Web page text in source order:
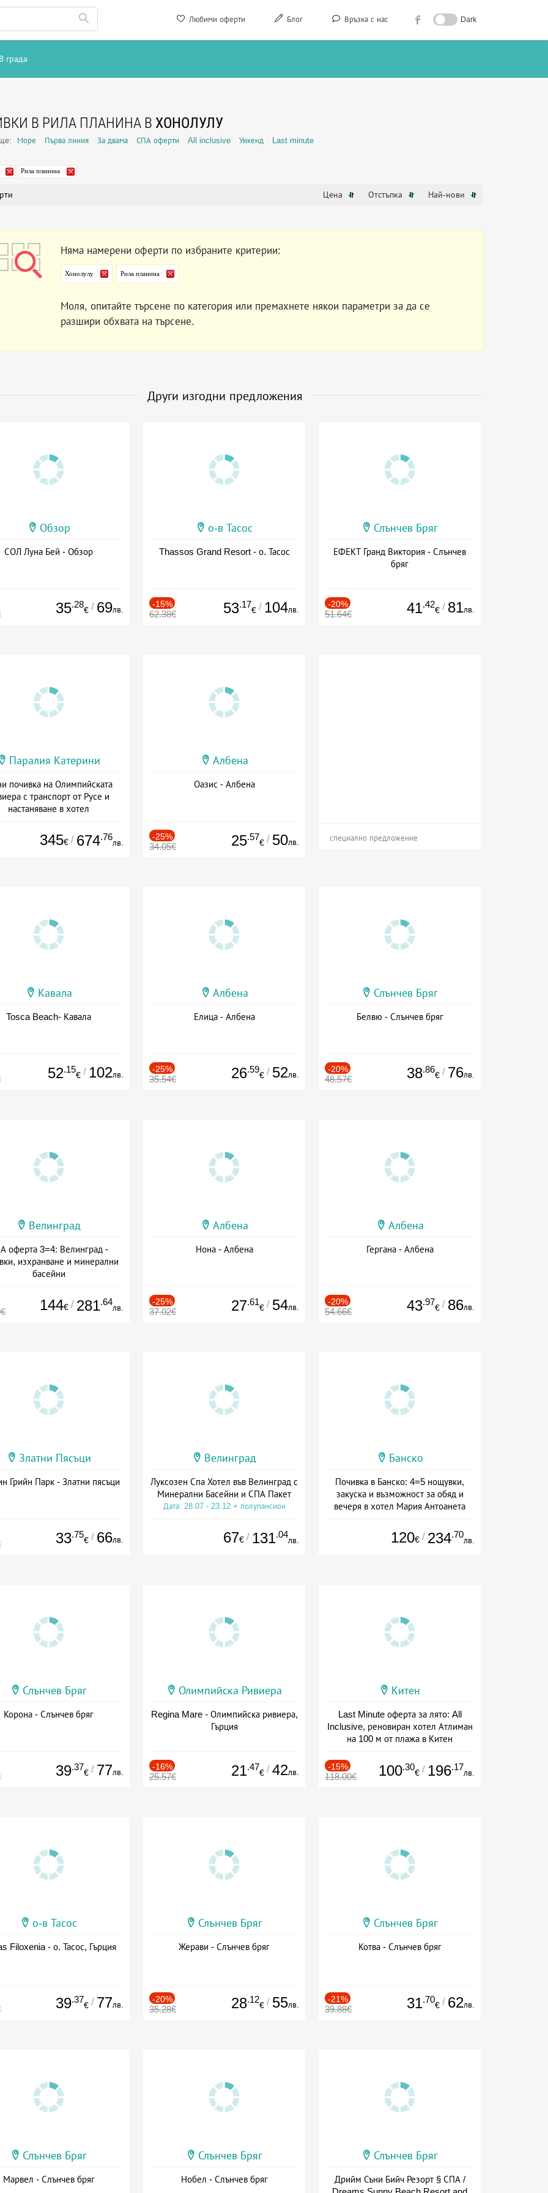
Любими оферти Блог Връзка с нас Dark
В града
В РИЛА ПЛАНИНА В ХОНОЛУЛУ
Море Първа линия За двама СПА оферти All inclusive Уикенд Last minute
Рила планина
Цена Отстъпка Най-нови
Няма намерени оферти по избраните критерии:
Хонолулу Рила планина
Моля, опитайте търсене по категория или премахнете някои параметри за да се
разшири обхвата на търсене.
Други изгодни предложения
Обзор
СОЛ Луна Бей - Обзор
35.28
€ / 69лв.
о-в Тасос
Thassos Grand Resort - о. Тасос
-15%
62.38€ 53.17
€ / 104лв.
Слънчев Бряг
ЕФЕКТ Гранд Виктория - Слънчев
бряг
-20%
51.64€ 41.42
€ / 81лв.
Паралия Катерини
почивка на Олимпийската
с транспорт от Русе и
настаняване в хотел
345€ / 674.76
лв.
Албена
Оазис - Албена
-25%
34.05€ 25.57
€ / 50лв. специално предложение
Кавала
Tosca Beach- Кавала
52.15
€ / 102лв.
Албена
Елица - Албена
-25%
35.54€ 26.59
€ / 52лв.
Слънчев Бряг
Белвю - Слънчев бряг
-20%
48.57€ 38.86
€ / 76лв.
Велинград
оферта 3=4: Велинград -
изхранване и минерални
басейни
144€ / 281.64
лв.
Албена
Нона - Албена
-25%
37.02€ 27.61
€ / 54лв.
Албена
Гергана - Албена
-20%
54.66€ 43.97
€ / 86лв.
Златни Пясъци
Грийн Парк - Златни пясъци
33.75
€ / 66лв.
Велинград
Луксозен Спа Хотел във Велинград с
Минерални Басейни и СПА Пакет
Дата: 28.07 - 23.12 + полупансион
67€ / 131.04
лв.
Банско
Почивка в Банско: 4=5 нощувки,
закуска и възможност за обяд и
вечеря в хотел Мария Антоанета
120€ / 234.70
лв.
Слънчев Бряг
Корона - Слънчев бряг
39.37
€ / 77лв.
Олимпийска Ривиера
Regina Mare - Олимпийска ривиера,
Гърция
-16%
25.57€ 21.47
€ / 42лв.
Китен
Last Minute оферта за лято: All
Inclusive, реновиран хотел Атлиман
на 100 м от плажа в Китен
-15%
118.00€ 100.30
€ / 196.17
лв.
о-в Тасос
Filoxenia - о. Тасос, Гърция
39.37
€ / 77лв.
Слънчев Бряг
Жерави - Слънчев бряг
-20%
35.28€ 28.12
€ / 55лв.
Слънчев Бряг
Котва - Слънчев бряг
-21%
39.88€ 31.70
€ / 62лв.
Слънчев Бряг
Марвел - Слънчев бряг
Слънчев Бряг
Нобел - Слънчев бряг
Слънчев Бряг
Дрийм Съни Бийч Резорт § СПА /